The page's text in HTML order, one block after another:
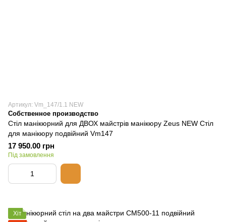
Артикул: Vm_147/1.1 NEW
Собственное производство
Стіл манікюрний для ДВОХ майстрів манікюру Zeus NEW Стіл
для манікюру подвійний Vm147
17 950.00 грн
Під замовлення
Хіт